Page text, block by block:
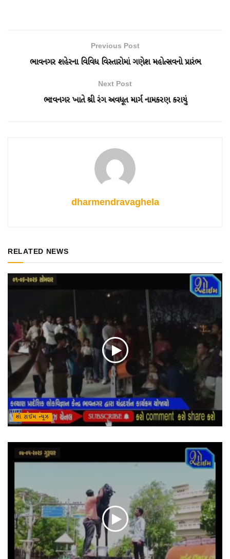
Previous Post
ભાવનગર શહેરના વિવિધ વિસ્તારોમાં ગણેશ મહોત્સવનો પ્રારંભ
Next Post
ભtવનગર ખાતે શ્રી રંગ અવધૂત માર્ગ નામકરણ કરાયું
dharmendravaghela
RELATED NEWS
શો ટાઈમ ન્યૂઝ